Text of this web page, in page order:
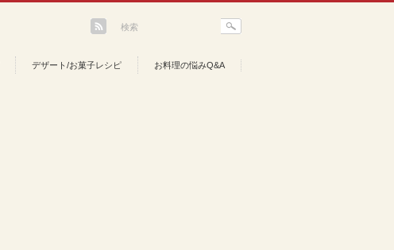
デザート/お菓子レシピ お料理の悩みQ&A